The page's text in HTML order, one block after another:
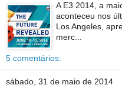
A E3 2014, a
aconteceu nos
Los Angeles,
merc...
5 comentários:
sábado, 31 de maio de 2014